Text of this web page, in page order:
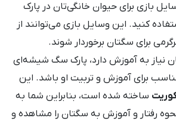
بازی برای حیوان خانگی‌تان در پارک
کنید. این وسایل بازی می‌توانند از
برای سگتان برخوردار شوند.
نیاز به آموزش دارد، پارک سگ شیشه‌ای
برای آموزش و تربیت او باشد. این
ساخته شده است، بنابراین شما به
رفتار و آموزش به سگتان را مشاهده و